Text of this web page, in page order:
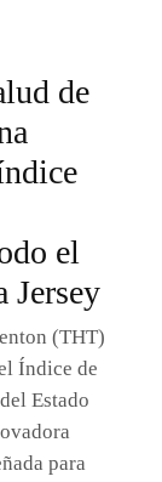
de
el
Jersey
(THT)
Índice de
Estado
para